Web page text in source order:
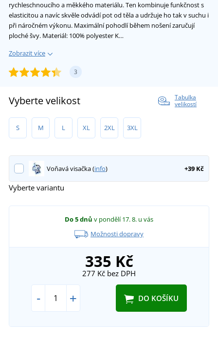
rychleschnoucího a měkkého materiálu. Ten kombinuje funkčnost s
elasticitou a navíc skvěle odvádí pot od těla a udržuje ho tak v suchu i
při náročném výkonu. Maximální pohodlí během nošení zaručují
ploché švy. Materiál: 100% polyester K…
Zobrazit více
3
Vyberte velikost
Tabulka
velikostí
S M L XL 2XL 3XL
Voňavá visačka (info) +39 Kč
Vyberte variantu
Do 5 dnů v pondělí 17. 8. u vás
Možnosti dopravy
335 Kč
277 Kč bez DPH
- + DO KOŠÍKU